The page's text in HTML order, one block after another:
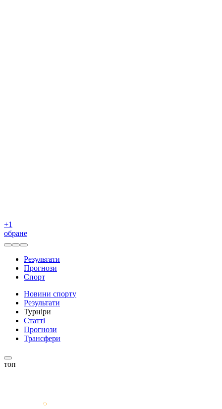
+1
обране
Результати
Прогнози
Спорт
Новини спорту
Результати
Турніри
Статті
Прогнози
Трансфери
топ